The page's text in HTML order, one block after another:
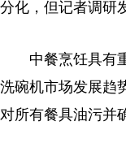
分化，但记者调研
中餐烹饪具有重
洗碗机市场发展趋
对所有餐具油污并